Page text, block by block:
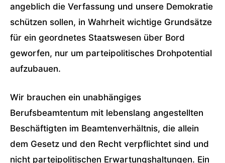
angeblich die Verfassung und unsere Demokratie
schützen sollen, in Wahrheit wichtige Grundsätze
für ein geordnetes Staatswesen über Bord
geworfen, nur um parteipolitisches Drohpotential
aufzubauen.
Wir brauchen ein unabhängiges
Berufsbeamtentum mit lebenslang angestellten
Beschäftigten im Beamtenverhältnis, die allein
dem Gesetz und den Recht verpflichtet sind und
nicht parteipolitischen Erwartungshaltungen. Ein